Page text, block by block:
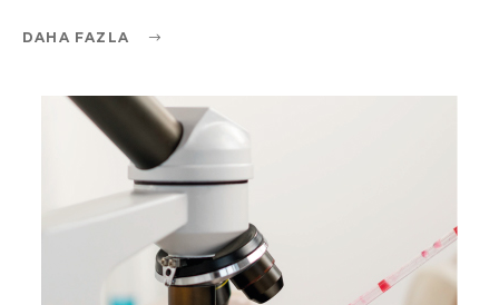
DAHA FAZLA